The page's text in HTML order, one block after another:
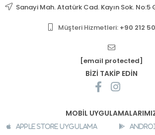
Sanayi Mah. Atatürk Cad. Kayın Sok. No:5
Müşteri Hizmetleri: +90 212
[email protected]
BİZİ TAKİP EDİN
MOBİL
Apple Store Uygulama